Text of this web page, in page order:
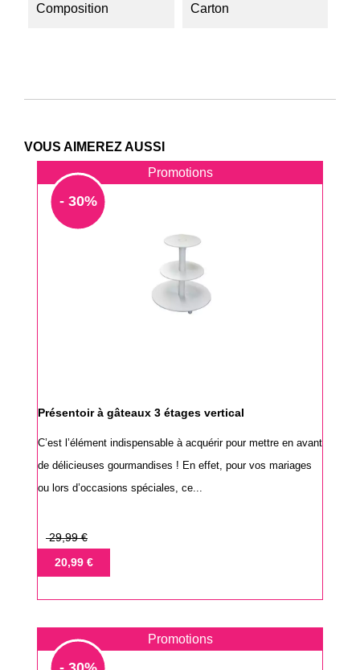
Composition Carton
VOUS AIMEREZ AUSSI
Promotions
- 30%
Présentoir à gâteaux 3 étages vertical
C’est l’élément indispensable à acquérir pour mettre en avant
de délicieuses gourmandises ! En effet, pour vos mariages
ou lors d’occasions spéciales, ce...
Prix
base
29,99 €
Prix20,99 €
Promotions